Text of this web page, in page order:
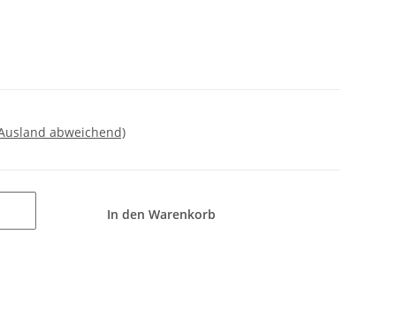
abweichend)
In den Warenkorb